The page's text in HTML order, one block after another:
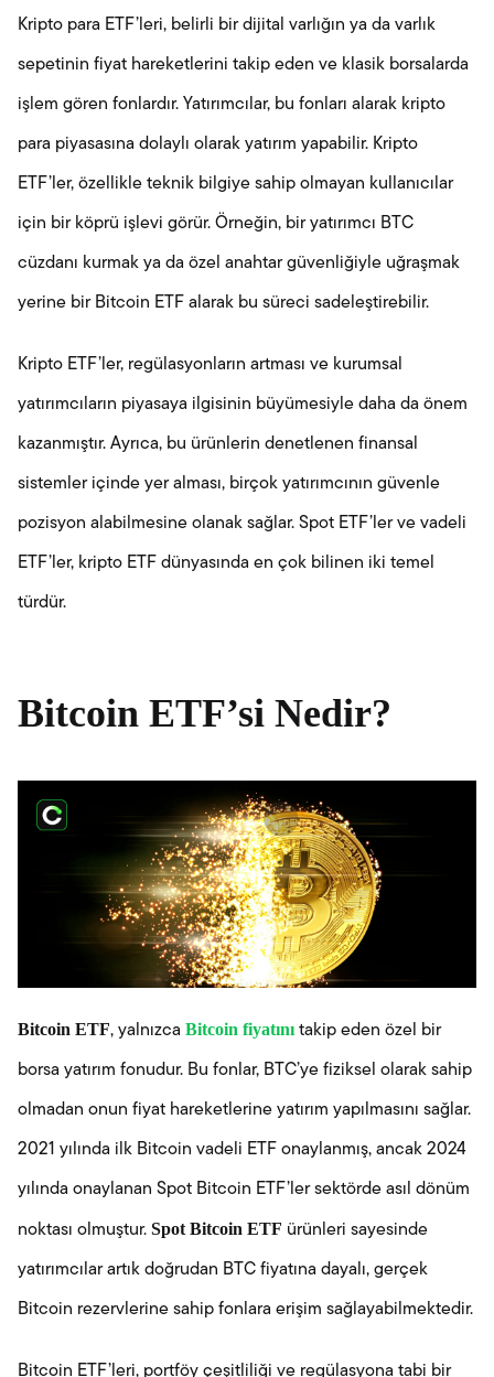
Kripto para ETF’leri, belirli bir dijital varlığın ya da varlık
sepetinin fiyat hareketlerini takip eden ve klasik borsalarda
işlem gören fonlardır. Yatırımcılar, bu fonları alarak kripto
para piyasasına dolaylı olarak yatırım yapabilir. Kripto
ETF’ler, özellikle teknik bilgiye sahip olmayan kullanıcılar
için bir köprü işlevi görür. Örneğin, bir yatırımcı BTC
cüzdanı kurmak ya da özel anahtar güvenliğiyle uğraşmak
yerine bir Bitcoin ETF alarak bu süreci sadeleştirebilir.
Kripto ETF’ler, regülasyonların artması ve kurumsal
yatırımcıların piyasaya ilgisinin büyümesiyle daha da önem
kazanmıştır. Ayrıca, bu ürünlerin denetlenen finansal
sistemler içinde yer alması, birçok yatırımcının güvenle
pozisyon alabilmesine olanak sağlar. Spot ETF’ler ve vadeli
ETF’ler, kripto ETF dünyasında en çok bilinen iki temel
türdür.
Bitcoin ETF’si Nedir?
Bitcoin ETF, yalnızca Bitcoin fiyatınıtakip eden özel bir
borsa yatırım fonudur. Bu fonlar, BTC’ye fiziksel olarak sahip
olmadan onun fiyat hareketlerine yatırım yapılmasını sağlar.
2021 yılında ilk Bitcoin vadeli ETF onaylanmış, ancak 2024
yılında onaylanan Spot Bitcoin ETF’ler sektörde asıl dönüm
noktası olmuştur. Spot Bitcoin ETF ürünleri sayesinde
yatırımcılar artık doğrudan BTC fiyatına dayalı, gerçek
Bitcoin rezervlerine sahip fonlara erişim sağlayabilmektedir.
Bitcoin ETF’leri, portföy çeşitliliği ve regülasyona tabi bir